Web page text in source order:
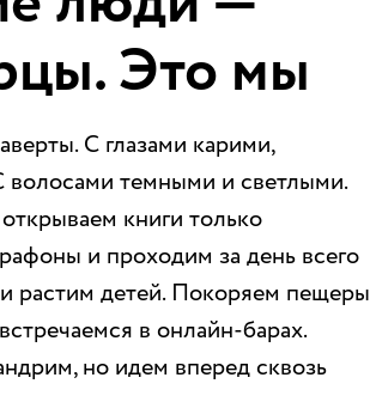
Это мы
С глазами карими,
темными и светлыми.
книги только
и проходим за день всего
растим детей. Покоряем пещеры
в онлайн-барах.
но идем вперед сквозь